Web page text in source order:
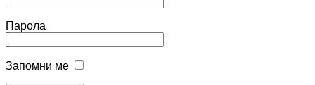
Парола
Запомни ме